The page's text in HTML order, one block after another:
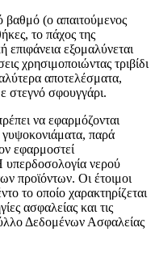
βαθμό (ο απαιτούμενος
το πάχος της
εξομαλύνεται
χρησιμοποιώντας τριβίδι
αποτελέσματα,
στεγνό σφουγγάρι.
να εφαρμόζονται
γυψοκονιάματα, παρά
εφαρμοστεί
υπερδοσολογία νερού
προϊόντων. Οι έτοιμοι
το οποίο χαρακτηρίζεται
ασφαλείας και τις
Δεδομένων Ασφαλείας